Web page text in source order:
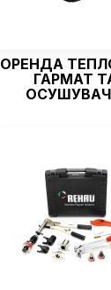
ОРЕНДА
ГАРМАТ